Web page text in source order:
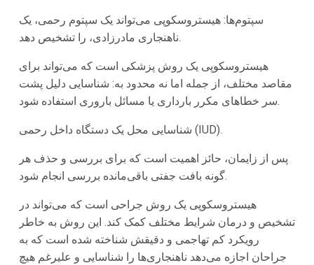
سپتوم‌ها: هیستروسکوپی می‌تواند یک سپتوم رحمی، یک
ناهنجاری مادرزادی، را تشخیص دهد.
هیستروسکوپی یک روش پزشکی است که می‌تواند برای
مقاصد مختلف، از جمله اما نه محدود به: شناسایی دلیل پشت
سر خطاهای مکرر بارداری یا مسائل باروری استفاده شود.
شناسایی محل یک دستگاه داخل رحمی (IUD).
پس از زایمان، حائز اهمیت است که برای بررسی و حذف هر
گونه بافت جفتی باقی‌مانده بررسی انجام شود.
هیستروسکوپی یک روش جراحی است که می‌تواند در
تشخیص و درمان شرایط مختلف کمک کند. این روش به خاطر
رویکرد کم تهاجمی و دقیقش شناخته شده است که به
جراحان اجازه می‌دهد ناهنجاری‌ها را شناسایی و علیرغم هیچ